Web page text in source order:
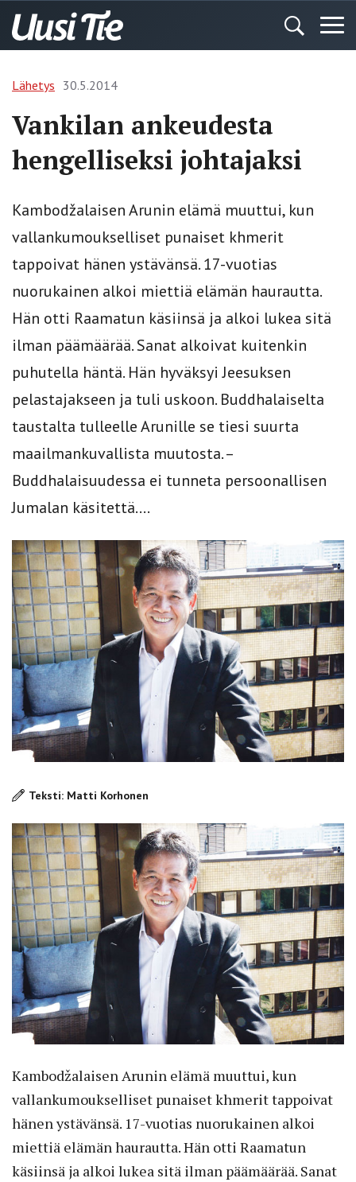
Lähetys 30.5.2014
Vankilan ankeudesta
hengelliseksi johtajaksi
Kambodžalaisen Arunin elämä muuttui, kun
vallankumoukselliset punaiset khmerit
tappoivat hänen ystävänsä. 17-vuotias
nuorukainen alkoi miettiä elämän haurautta.
Hän otti Raamatun käsiinsä ja alkoi lukea sitä
ilman päämäärää. Sanat alkoivat kuitenkin
puhutella häntä. Hän hyväksyi Jeesuksen
pelastajakseen ja tuli uskoon. Buddhalaiselta
taustalta tulleelle Arunille se tiesi suurta
maailmankuvallista muutosta. –
Buddhalaisuudessa ei tunneta persoonallisen
Jumalan käsitettä....
Teksti: Matti Korhonen
Kambodžalaisen Arunin elämä muuttui, kun
vallankumoukselliset punaiset khmerit tappoivat
hänen ystävänsä. 17-vuotias nuorukainen alkoi
miettiä elämän haurautta. Hän otti Raamatun
käsiinsä ja alkoi lukea sitä ilman päämäärää. Sanat